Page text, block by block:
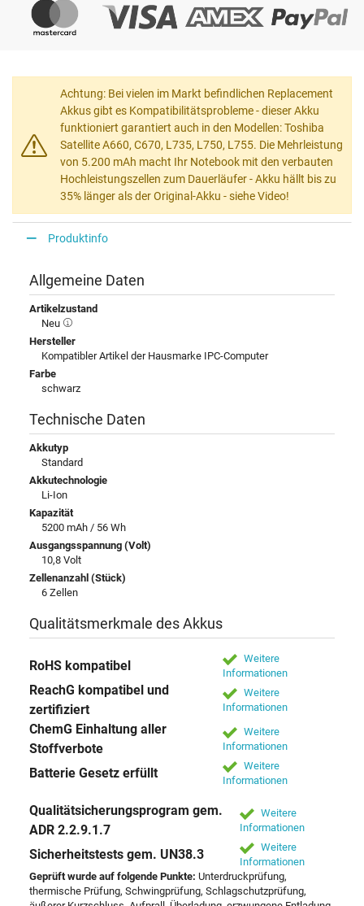
Achtung: Bei vielen im Markt befindlichen Replacement
Akkus gibt es Kompatibilitätsprobleme - dieser Akku
funktioniert garantiert auch in den Modellen: Toshiba
Satellite A660, C670, L735, L750, L755. Die Mehrleistung
von 5.200 mAh macht Ihr Notebook mit den verbauten
Hochleistungszellen zum Dauerläufer - Akku hällt bis zu
35% länger als der Original-Akku - siehe Video!
Produktinfo
Allgemeine Daten
Artikelzustand
Neu
Hersteller
Kompatibler Artikel der Hausmarke IPC-Computer
Farbe
schwarz
Technische Daten
Akkutyp
Standard
Akkutechnologie
Li-Ion
Kapazität
5200 mAh / 56 Wh
Ausgangsspannung (Volt)
10,8 Volt
Zellenanzahl (Stück)
6 Zellen
Qualitätsmerkmale des Akkus
RoHS kompatibel
Weitere
Informationen
ReachG kompatibel und
zertifiziert
Weitere
Informationen
ChemG Einhaltung aller
Stoffverbote
Weitere
Informationen
Batterie Gesetz erfüllt
Weitere
Informationen
Qualitätsicherungsprogram gem.
ADR 2.2.9.1.7
Weitere
Informationen
Sicherheitstests gem. UN38.3
Weitere
Informationen
Geprüft wurde auf folgende Punkte: Unterdruckprüfung,
thermische Prüfung, Schwingprüfung, Schlagschutzprüfung,